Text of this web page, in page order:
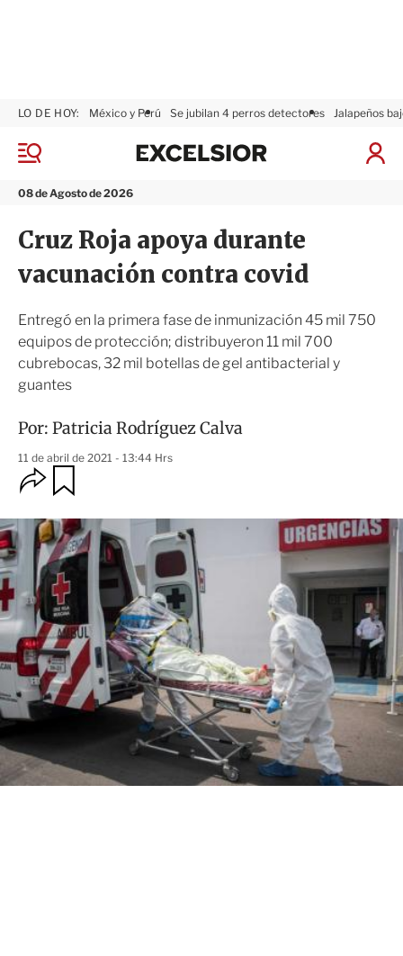
M
n
08 de Agosto de 2026
LO DE HOY: México y Perú Se jubilan 4 perros detectores Jalapeños
I
s
x
i
r
Cruz Roja apoya durante
vacunación contra covid
Entregó en la primera fase de inmunización 45 mil 750
equipos de protección; distribuyeron 11 mil 700
cubrebocas, 32 mil botellas de gel antibacterial y
guantes
Por: Patricia Rodríguez Calva
11 de abril de 2021 - 13:44 Hrs
O
p
i
o
n
e
s
d
e
c
o
m
p
a
i
r
d
a
r